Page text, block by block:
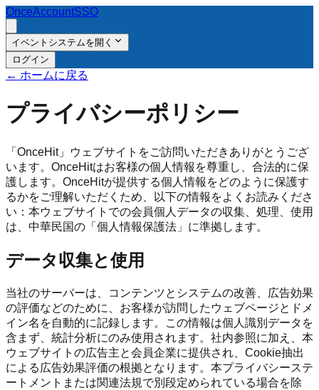
OnceAccountSSO
イベントシステムを開く
ログイン
← ホームに戻る
プライバシーポリシー
「OnceHit」ウェブサイトをご訪問いただきありがとうござ
います。OnceHitはお客様の個人情報を尊重し、合法的に保
護します。OnceHitが提供する個人情報をどのように保護す
るかをご理解いただくため、以下の情報をよくお読みくださ
い：本ウェブサイトでの会員個人データの収集、処理、使用
は、中華民国の「個人情報保護法」に準拠します。
データ収集と使用
当社のサーバーは、コンテンツとシステムの改善、広告効果
の評価などのために、お客様が訪問したウェブページとドメ
イン名を自動的に記録します。この情報は個人識別データを
含まず、統計分析にのみ使用されます。社内参照に加え、本
ウェブサイトの広告主と会員企業に提供され、Cookie抽出
による広告効果評価の根拠となります。本プライバシーステ
ートメントまたは関連法規で別段定められている場合を除